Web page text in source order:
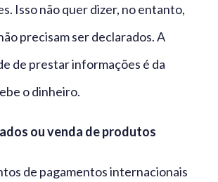
Isso não quer dizer, no entanto,
precisam ser declarados. A
de prestar informações é da
o dinheiro.
ou venda de produtos
de pagamentos internacionais